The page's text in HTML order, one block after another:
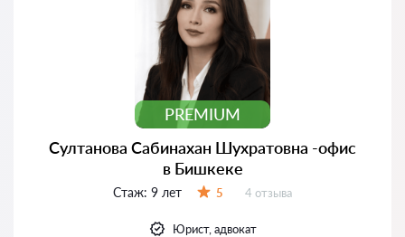
PREMIUM
Султанова Сабинахан Шухратовна -офис
в Бишкеке
Стаж: 9 лет 5 Отзывов:
4 отзыва
Юрист, адвокат